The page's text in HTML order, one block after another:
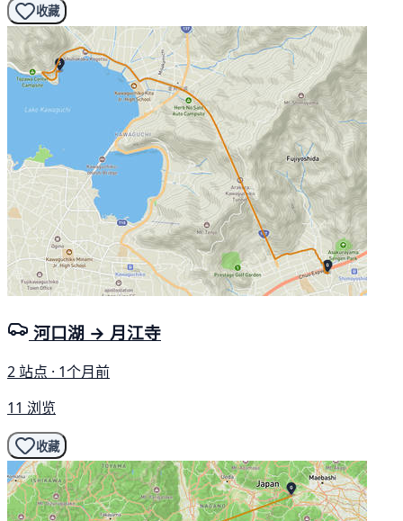
收藏
河口湖 → 月江寺
2 站点 · 1个月前
11 浏览
收藏